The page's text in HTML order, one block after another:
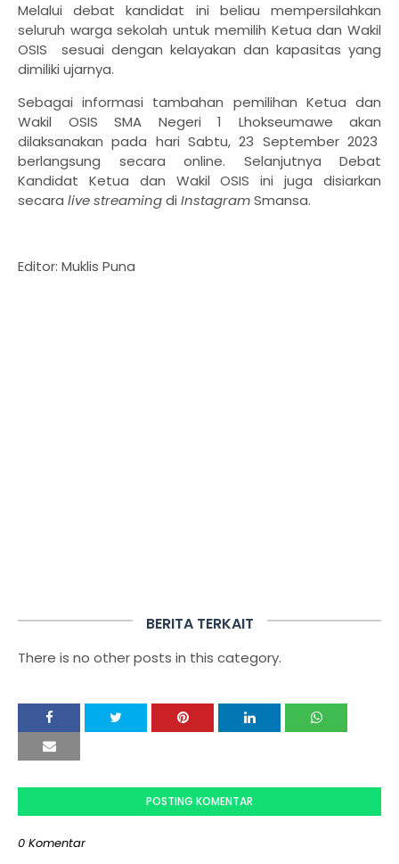
Melalui debat kandidat ini beliau mempersilahkan
seluruh warga sekolah untuk memilih Ketua dan Wakil
OSIS sesuai dengan kelayakan dan kapasitas yang
dimiliki ujarnya.
Sebagai informasi tambahan pemilihan Ketua dan
Wakil OSIS SMA Negeri 1 Lhokseumawe akan
dilaksanakan pada hari Sabtu, 23 September 2023
berlangsung secara online. Selanjutnya Debat
Kandidat Ketua dan Wakil OSIS ini juga disiarkan
secara live streamingdi InstagramSmansa.
Editor: Muklis Puna
BERITA TERKAIT
There is no other posts in this category.
POSTING KOMENTAR
0 Komentar